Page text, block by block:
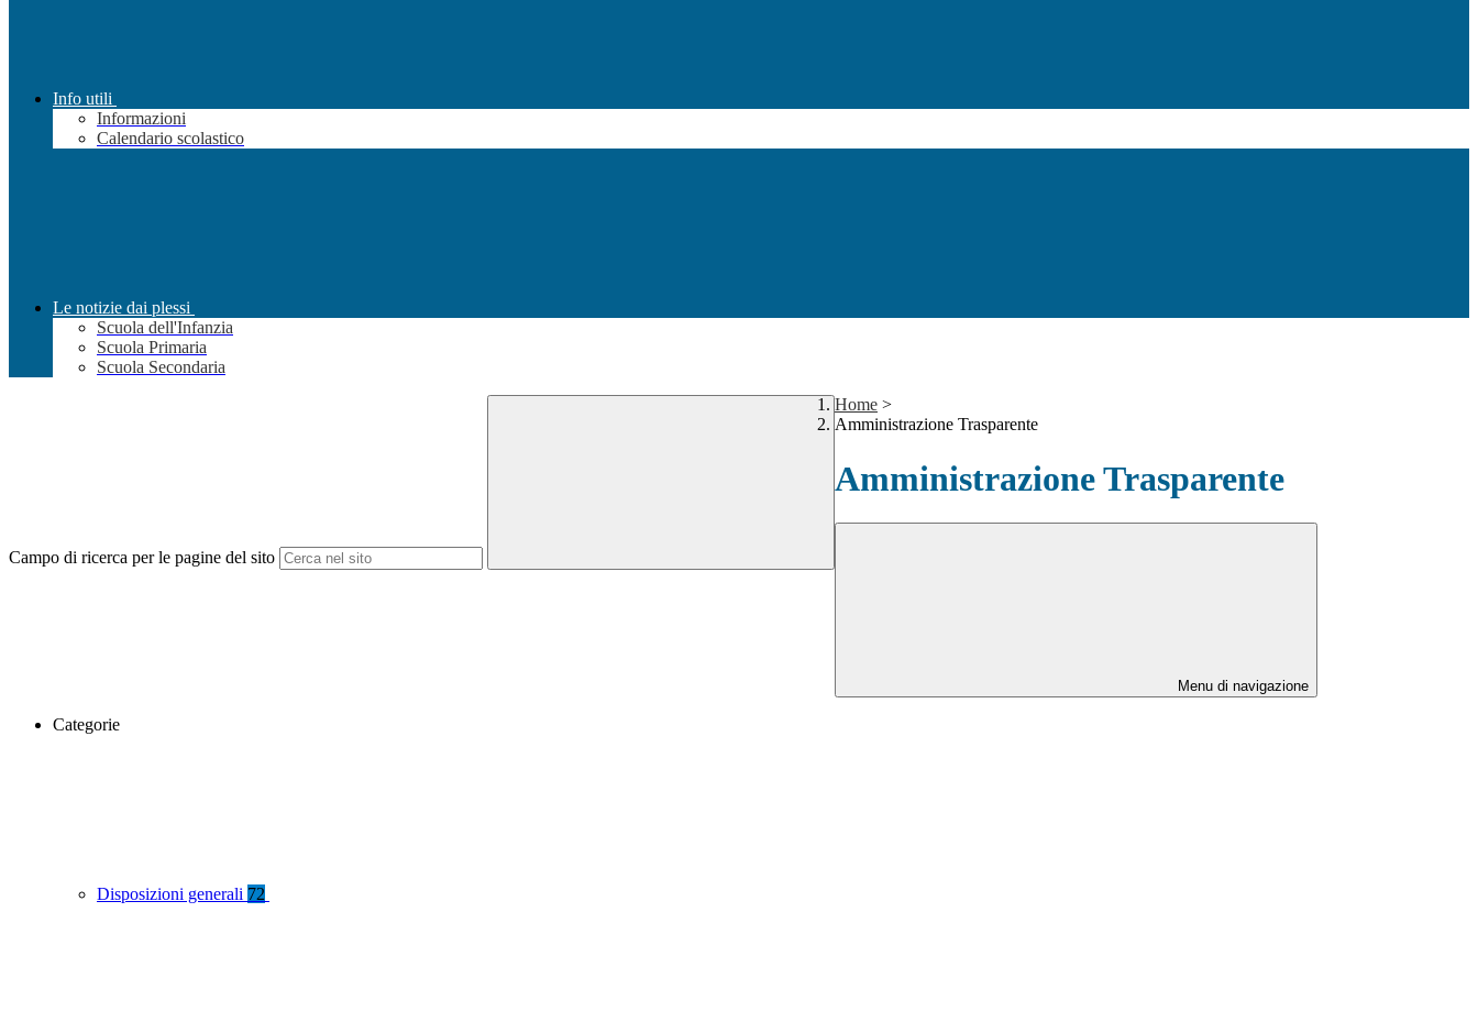
Info utili
Informazioni
Calendario scolastico
Le notizie dai plessi
Scuola dell'Infanzia
Scuola Primaria
Scuola Secondaria
Campo di ricerca per le pagine del sito
Home >
Amministrazione Trasparente
Amministrazione Trasparente
Menu di navigazione
Categorie
Disposizioni generali 72